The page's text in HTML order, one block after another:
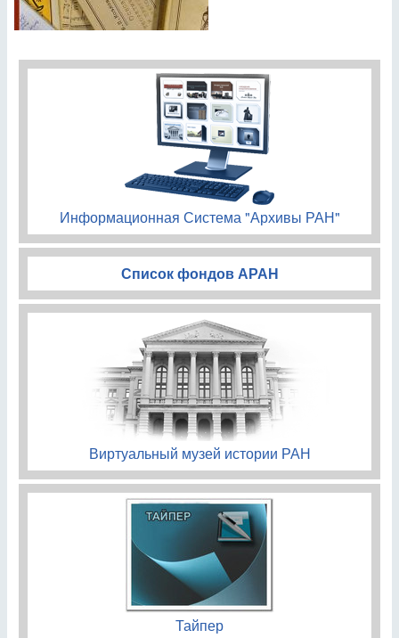
Информационная Система "Архивы РАН"
Список фондов АРАН
Виртуальный музей истории РАН
Тайпер